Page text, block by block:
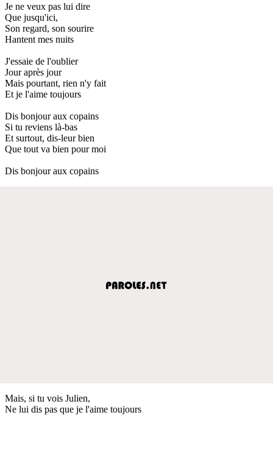
Je ne veux pas lui dire
Que jusqu'ici,
Son regard, son sourire
Hantent mes nuits
J'essaie de l'oublier
Jour après jour
Mais pourtant, rien n'y fait
Et je l'aime toujours
Dis bonjour aux copains
Si tu reviens là-bas
Et surtout, dis-leur bien
Que tout va bien pour moi
Dis bonjour aux copains
Mais, si tu vois Julien,
Ne lui dis pas que je l'aime toujours